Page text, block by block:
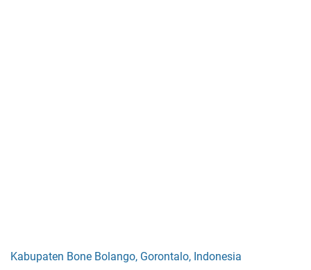
Kabupaten Bone Bolango, Gorontalo, Indonesia